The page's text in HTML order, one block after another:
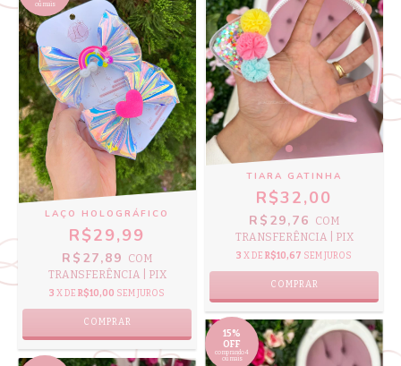
ou mais
LAÇO HOLOGRÁFICO
R$29,99
R$27,89
COM
TRANSFERÊNCIA | PIX
3 X DE R$10,00 SEM JUROS
COMPRAR
TIARA GATINHA
R$32,00
R$29,76
COM
TRANSFERÊNCIA | PIX
3 X DE R$10,67 SEM JUROS
15%
OFF
comprando 4
ou mais